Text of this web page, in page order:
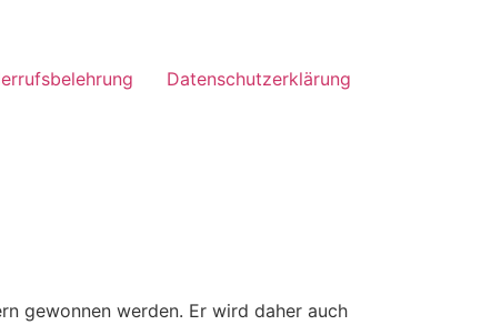
Datenschutzerklärung
gewonnen werden. Er wird daher auch